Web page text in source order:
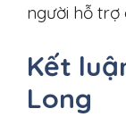
người hỗ trợ
Kết
Long